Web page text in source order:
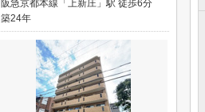
阪急京都本線「上新庄」駅 徒歩6分
築24年